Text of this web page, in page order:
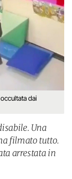
dai
Una
filmato tutto.
arrestata in